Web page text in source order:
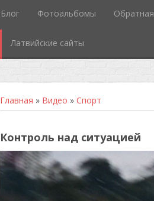
Блог Фотоальбомы
Латвийские сайты
Главная » Видео » Спорт
Контроль над ситуацией